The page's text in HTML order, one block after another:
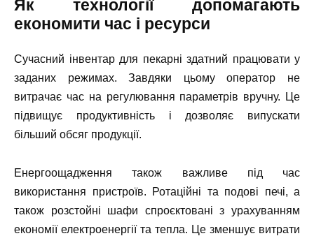
Як технології допомагають
економити час і ресурси
Сучасний інвентар для пекарні здатний працювати у
заданих режимах. Завдяки цьому оператор не
витрачає час на регулювання параметрів вручну. Це
підвищує продуктивність і дозволяє випускати
більший обсяг продукції.
Енергоощадження також важливе під час
використання пристроїв. Ротаційні та подові печі, а
також розстойні шафи спроєктовані з урахуванням
економії електроенергії та тепла. Це зменшує витрати